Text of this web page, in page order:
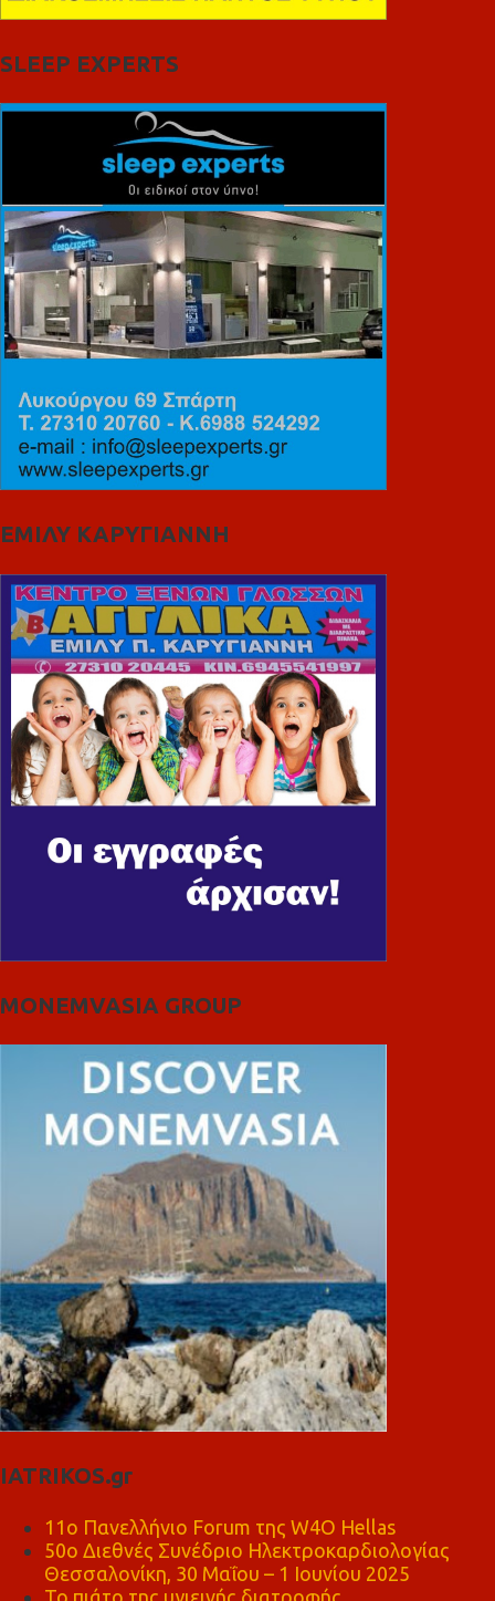
SLEEP EXPERTS
ΕΜΙΛΥ ΚΑΡΥΓΙΑΝΝΗ
MONEMVASIA GROUP
IATRIKOS.gr
11ο Πανελλήνιο Forum της W4O Hellas
50ο Διεθνές Συνέδριο Ηλεκτροκαρδιολογίας
Θεσσαλονίκη, 30 Μαΐου – 1 Ιουνίου 2025
Το πιάτο της υγιεινής διατροφής